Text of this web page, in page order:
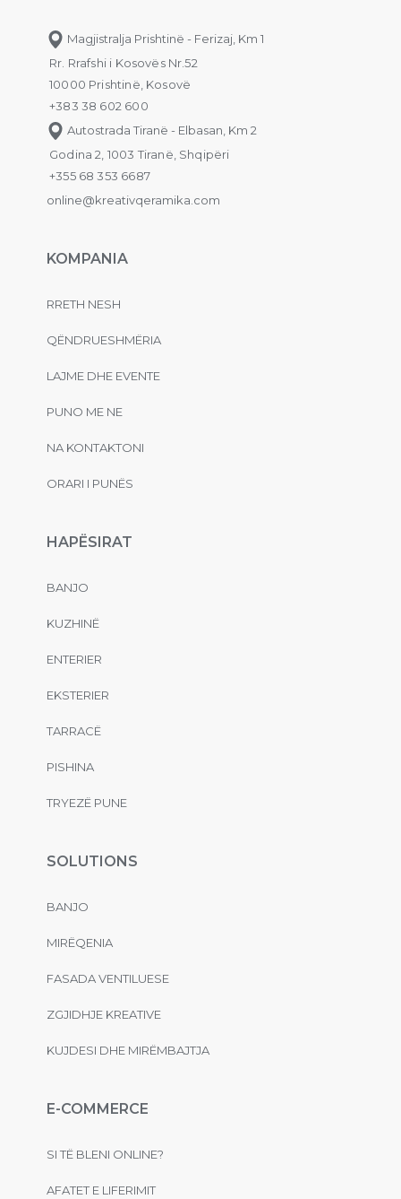
Magjistralja Prishtinë - Ferizaj, Km 1
Rr. Rrafshi i Kosovës Nr.52
10000 Prishtinë, Kosovë
+383 38 602 600
Autostrada Tiranë - Elbasan, Km 2
Godina 2, 1003 Tiranë, Shqipëri
+355 68 353 6687
online@kreativqeramika.com
KOMPANIA
RRETH NESH
QËNDRUESHMËRIA
LAJME DHE EVENTE
PUNO ME NE
NA KONTAKTONI
ORARI I PUNËS
HAPËSIRAT
BANJO
KUZHINË
ENTERIER
EKSTERIER
TARRACË
PISHINA
TRYEZË PUNE
SOLUTIONS
BANJO
MIRËQENIA
FASADA VENTILUESE
ZGJIDHJE KREATIVE
KUJDESI DHE MIRËMBAJTJA
E-COMMERCE
SI TË BLENI ONLINE?
AFATET E LIFERIMIT